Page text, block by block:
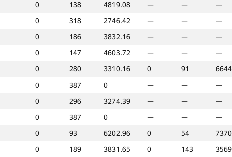
0 138 4819.08 — — —
0 318 2746.42 — — —
0 186 3832.16 — — —
0 147 4603.72 — — —
0 280 3310.16 0 91
0 387 0 — — —
0 296 3274.39 — — —
0 387 0 — — —
0 93 6202.96 0 54
0 189 3831.65 0 143
1
GP30 Орын Ұпайлар
— — — 11 20
0 214 3776.41 — — —